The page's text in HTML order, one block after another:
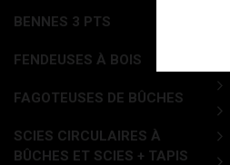
BENNES 3 PTS
FENDEUSES À BOIS
FAGOTEUSES DE BÛCHES
SCIES CIRCULAIRES À
BÛCHES ET SCIES + TAPIS